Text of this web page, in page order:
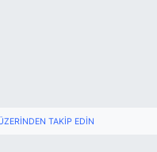
TAKIP EDIN